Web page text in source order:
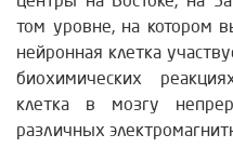
том уровне, на котором
нейронная клетка
биохимических
клетка в мозгу
различных